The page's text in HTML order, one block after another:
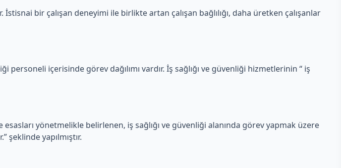
bir çalışan deneyimi ile birlikte artan çalışan bağlılığı, daha üretken çalışanlar
personeli içerisinde görev dağılımı vardır. İş sağlığı ve güvenliği hizmetlerinin “ iş
esasları yönetmelikle belirlenen, iş sağlığı ve güvenliği alanında görev yapmak üzere
yapılmıştır.